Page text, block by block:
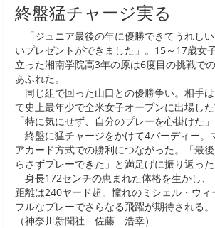
終盤猛チャージ実る
「ジュニア最後の年に優勝できてうれし
いプレゼントができました」。15～17歳女
立った湘南学院高3年の原は6度目の挑戦で
あふれた。
同じ組で回った山口との優勝争い。相手
て史上最年少で全米女子オープンに出場した
「特に気にせず、自分のプレーを心掛けた」
終盤に猛チャージをかけて4バーディー。
アカード方式での勝利につながった。「最
らさずプレーできた」と満足げに振り返った
身長172センチの恵まれた体格を生かし、
距離は240ヤード超。憧れのミシェル・ウィ
フルなプレーでさらなる飛躍が期待される。
（神奈川新聞社 佐藤 浩幸）